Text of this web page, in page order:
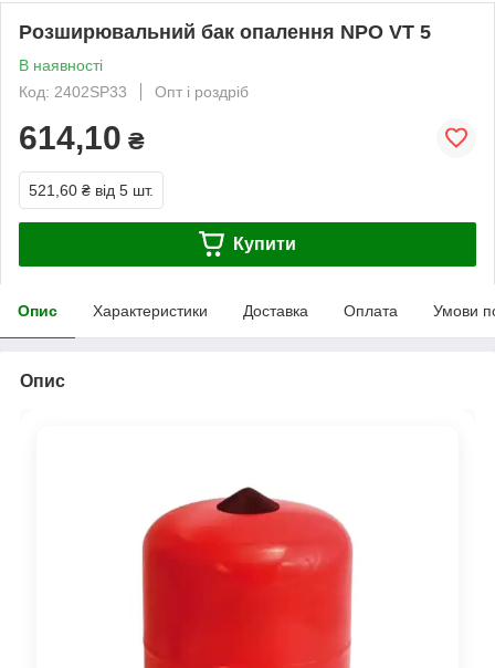
Розширювальний бак опалення NPO VT 5
В наявності
Код: 2402SP33
Опт і роздріб
614,10 ₴
521,60 ₴ від 5 шт.
Купити
Опис Характеристики Доставка Оплата Умови
Опис